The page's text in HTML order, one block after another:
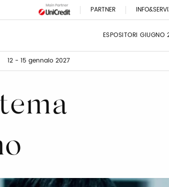
PARTNER
ESPOSITORI GIUGNO
12 - 15 gennaio 2027